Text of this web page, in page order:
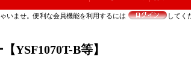
ゃいませ。便利な会員機能を利用するには してく
B等】